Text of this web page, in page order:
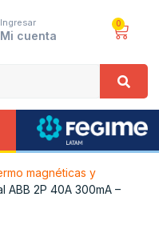
Ingresar
Mi cuenta
0
magnéticas y
ABB 2P 40A 300mA –